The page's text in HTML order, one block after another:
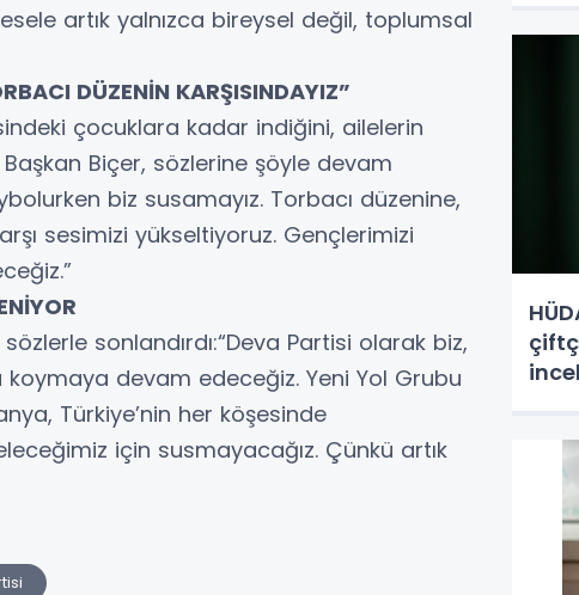
artık yalnızca bireysel değil, toplumsal
DÜZENİN KARŞISINDAYIZ”
çocuklara kadar indiğini, ailelerin
Biçer, sözlerine şöyle devam
biz susamayız. Torbacı düzenine,
sesimizi yükseltiyoruz. Gençlerimizi
sonlandırdı:“Deva Partisi olarak biz,
devam edeceğiz. Yeni Yol Grubu
Türkiye’nin her köşesinde
için susmayacağız. Çünkü artık